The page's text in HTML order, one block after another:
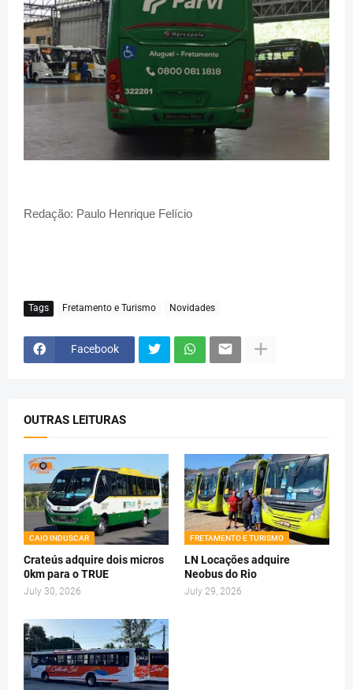
Redação: Paulo Henrique Felício
Tags Fretamento e Turismo Novidades
Facebook
OUTRAS LEITURAS
CAIO INDUSCAR
Crateús adquire dois micros
0km para o TRUE
July 30, 2026
FRETAMENTO E TURISMO
LN Locações adquire
Neobus do Rio
July 29, 2026